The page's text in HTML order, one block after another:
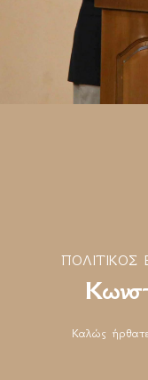
ΠΟΛΙΤΙΚΌΣ
Καλώς